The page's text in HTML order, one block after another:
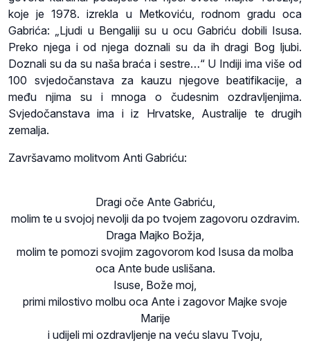
koje je 1978. izrekla u Metkoviću, rodnom gradu oca
Gabrića: „Ljudi u Bengaliji su u ocu Gabriću dobili Isusa.
Preko njega i od njega doznali su da ih dragi Bog ljubi.
Doznali su da su naša braća i sestre…“ U Indiji ima više od
100 svjedočanstava za kauzu njegove beatifikacije, a
među njima su i mnoga o čudesnim ozdravljenjima.
Svjedočanstava ima i iz Hrvatske, Australije te drugih
zemalja.
Završavamo molitvom Anti Gabriću:
Dragi oče Ante Gabriću,
molim te u svojoj nevolji da po tvojem zagovoru ozdravim.
Draga Majko Božja,
molim te pomozi svojim zagovorom kod Isusa da molba
oca Ante bude uslišana.
Isuse, Bože moj,
primi milostivo molbu oca Ante i zagovor Majke svoje
Marije
i udijeli mi ozdravljenje na veću slavu Tvoju,